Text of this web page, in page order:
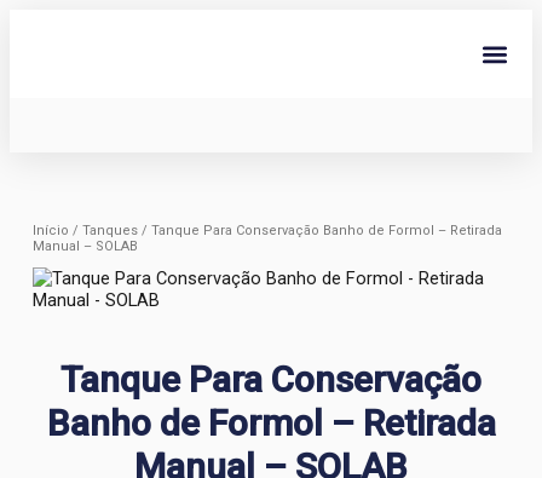
Início / Tanques/ Tanque Para Conservação Banho de Formol – Retirada
Manual – SOLAB
Tanque Para Conservação
Banho de Formol – Retirada
Manual – SOLAB